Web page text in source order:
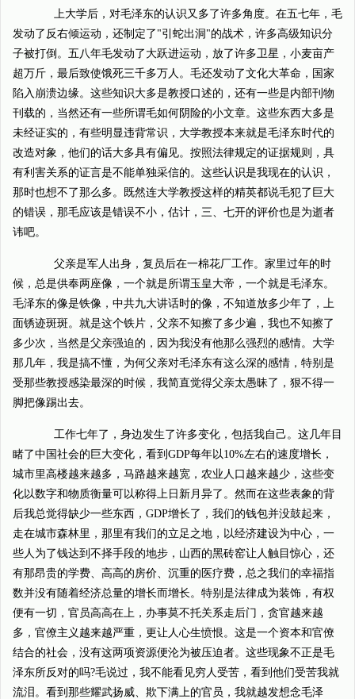
上大学后，对毛泽东的认识又多了许多角度。在五七年，毛
发动了反右倾运动，还制定了"引蛇出洞"的战术，许多高级知识分
子被打倒。五八年毛发动了大跃进运动，放了许多卫星，小麦亩产
超万斤，最后致使饿死三千多万人。毛还发动了文化大革命，国家
陷入崩溃边缘。这些知识大多是教授口述的，还有一些是内部刊物
刊载的，当然还有一些所谓毛如何阴险的小文章。这些东西大多是
未经证实的，有些明显违背常识，大学教授本来就是毛泽东时代的
改造对象，他们的话大多具有偏见。按照法律规定的证据规则，具
有利害关系的证言是不能单独采信的。这些认识是我现在的认识，
那时也想不了那么多。既然连大学教授这样的精英都说毛犯了巨大
的错误，那毛应该是错误不小，估计，三、七开的评价也是为逝者
讳吧。
父亲是军人出身，复员后在一棉花厂工作。家里过年的时
候，总是供奉两座像，一个就是所谓玉皇大帝，一个就是毛泽东。
毛泽东的像是铁像，中共九大讲话时的像，不知道放多少年了，上
面锈迹斑斑。就是这个铁片，父亲不知擦了多少遍，我也不知擦了
多少次，当然是父亲强迫的，因为我没有他那么强烈的感情。大学
那几年，我是搞不懂，为何父亲对毛泽东有这么深的感情，特别是
受那些教授感染最深的时候，我简直觉得父亲太愚昧了，狠不得一
脚把像踢出去。
工作七年了，身边发生了许多变化，包括我自己。这几年目
睹了中国社会的巨大变化，看到GDP每年以10%左右的速度增长，
城市里高楼越来越多，马路越来越宽，农业人口越来越少，这些变
化以数字和物质衡量可以称得上日新月异了。然而在这些表象的背
后我总觉得缺少一些东西，GDP增长了，我们的钱包并没鼓起来，
走在城市森林里，那里有我们的立足之地，以经济建设为中心，一
些人为了钱达到不择手段的地步，山西的黑砖窑让人触目惊心，还
有那昂贵的学费、高高的房价、沉重的医疗费，总之我们的幸福指
数并没有随着经济总量的增长而增长。特别是法律成为装饰，有权
便有一切，官员高高在上，办事莫不托关系走后门，贪官越来越
多，官僚主义越来越严重，更让人心生愤恨。这是一个资本和官僚
结合的社会，没有这两项资源便沦为被压迫者。这些现象不正是毛
泽东所反对的吗?毛说过，我不能看见穷人受苦，看到他们受苦我就
流泪。看到那些耀武扬威、欺下满上的官员，我就越发想念毛泽